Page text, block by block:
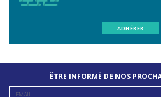
ADHÉRER
ÊTRE INFORMÉ DE NOS